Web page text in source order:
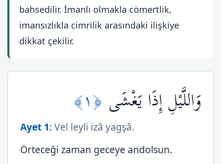
bahsedilir. İmanlı olmakla cömertlik,
imansızlıkla cimrilik arasındaki ilişkiye
dikkat çekilir.
وَاللَّيْلِ إِذَا يَغْشَى ﴿١﴾
Ayet 1:Vel leyli izâ yagşâ.
Örteceği zaman geceye andolsun.